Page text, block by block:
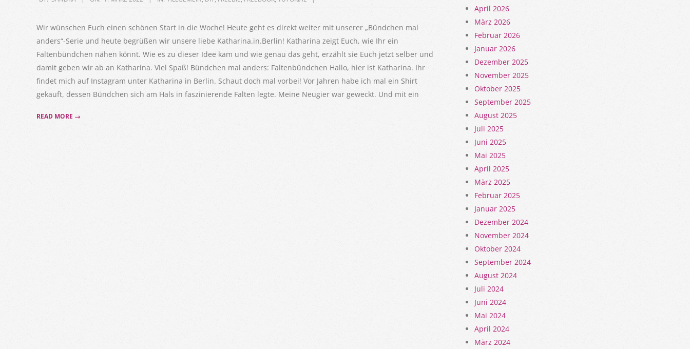
01
Wir wünschen Euch einen schönen Start in die Woche! Heute geht es direkt weiter mit unserer „Bündchen mal
anders“-Serie und heute begrüßen wir unsere liebe Katharina.in.Berlin! Katharina zeigt Euch, wie Ihr ein
Faltenbündchen nähen könnt. Wie es zu dieser Idee kam und wie genau das geht, erzählt sie Euch jetzt selber und
damit geben wir ab an Katharina. Viel Spaß! Bündchen mal anders: Faltenbündchen Hallo, hier ist Katharina. Ihr
findet mich auf Instagram unter Katharina in Berlin. Schaut doch mal vorbei! Vor Jahren habe ich mal ein Shirt
gekauft, dessen Bündchen sich am Hals in faszinierende Falten legte. Meine Neugier war geweckt. Und mit ein
READ MORE →
April 2026
März 2026
Februar 2026
Januar 2026
Dezember 2025
November 2025
Oktober 2025
September 2025
August 2025
Juli 2025
Juni 2025
Mai 2025
April 2025
März 2025
Februar 2025
Januar 2025
Dezember 2024
November 2024
Oktober 2024
September 2024
August 2024
Juli 2024
Juni 2024
Mai 2024
April 2024
März 2024